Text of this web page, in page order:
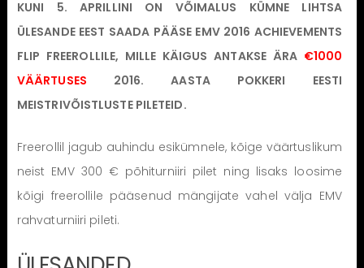
KUNI 5. APRILLINI ON VÕIMALUS KÜMNE LIHTSA
ÜLESANDE EEST SAADA PÄÄSE EMV 2016 ACHIEVEMENTS
FLIP FREEROLLILE, MILLE KÄIGUS ANTAKSE ÄRA €1000
VÄÄRTUSES 2016. AASTA POKKERI EESTI
MEISTRIVÕISTLUSTE PILETEID.
Freerollil jagub auhindu esikümnele, kõige väärtuslikum
neist EMV 300 € põhiturniiri pilet ning lisaks loosime
kõigi freerollile pääsenud mängijate vahel välja EMV
rahvaturniiri pileti.